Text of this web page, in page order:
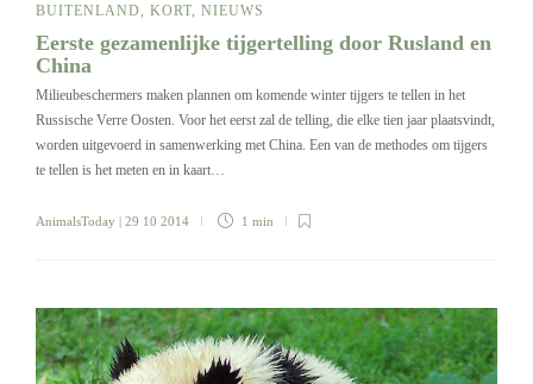
BUITENLAND KORT NIEUWS
Eerste gezamenlijke tijgertelling door Rusland en
China
Milieubeschermers maken plannen om komende winter tijgers te tellen in het
Russische Verre Oosten. Voor het eerst zal de telling, die elke tien jaar plaatsvindt,
worden uitgevoerd in samenwerking met China. Een van de methodes om tijgers
te tellen is het meten en in kaart…
AnimalsToday | 29 10 2014 1 min